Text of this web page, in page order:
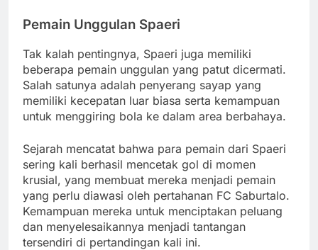
Pemain Unggulan Spaeri
Tak kalah pentingnya, Spaeri juga memiliki
beberapa pemain unggulan yang patut dicermati.
Salah satunya adalah penyerang sayap yang
memiliki kecepatan luar biasa serta kemampuan
untuk menggiring bola ke dalam area berbahaya.
Sejarah mencatat bahwa para pemain dari Spaeri
sering kali berhasil mencetak gol di momen
krusial, yang membuat mereka menjadi pemain
yang perlu diawasi oleh pertahanan FC Saburtalo.
Kemampuan mereka untuk menciptakan peluang
dan menyelesaikannya menjadi tantangan
tersendiri di pertandingan kali ini.